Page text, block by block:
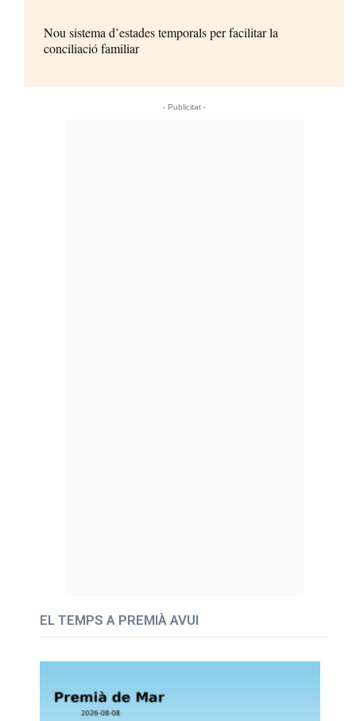
Nou sistema d’estades temporals per facilitar la
conciliació familiar
- Publicitat -
EL TEMPS A PREMIÀ AVUI